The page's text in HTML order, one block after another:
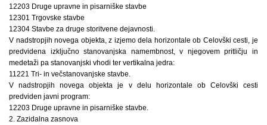
12203 Druge upravne in pisarniške stavbe
12301 Trgovske stavbe
12304 Stavbe za druge storitvene dejavnosti.
V nadstropjih novega objekta, z izjemo dela horizontale ob Celovški cesti, je
predvidena izključno stanovanjska namembnost, v njegovem pritličju in
medetaži pa stanovanjski vhodi ter vertikalna jedra:
11221 Tri- in večstanovanjske stavbe.
V nadstropjih novega objekta je v delu horizontale ob Celovški cesti
predviden javni program:
12203 Druge upravne in pisarniške stavbe.
2. Zazidalna zasnova